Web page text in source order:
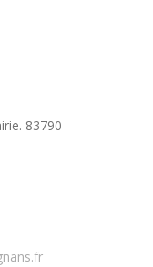
83790